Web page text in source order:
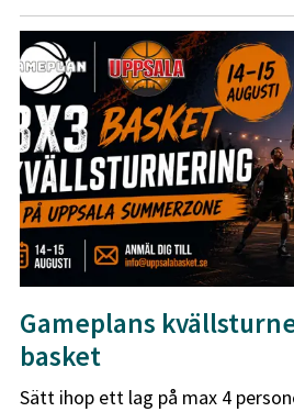
Gameplans
basket
Sätt ihop ett lag på max 4